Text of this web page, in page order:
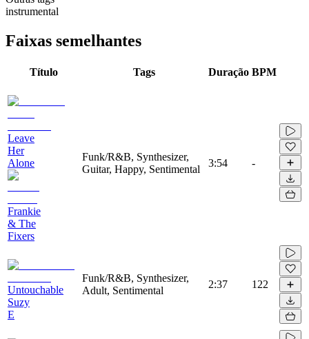
instrumental
Faixas semelhantes
Título Tags Duração BPM
Leave
Her
Alone
Frankie
& The
Fixers
Funk/R&B, Synthesizer,
Guitar, Happy, Sentimental
3:54 -
Untouchable
Suzy
E
Funk/R&B, Synthesizer,
Adult, Sentimental
2:37 122